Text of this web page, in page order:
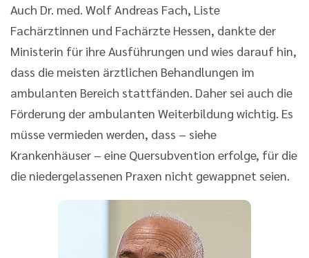
Auch Dr. med. Wolf Andreas Fach, Liste
Fachärztinnen und Fachärzte Hessen, dankte der
Ministerin für ihre Ausführungen und wies darauf hin,
dass die meisten ärztlichen Behandlungen im
ambulanten Bereich stattfänden. Daher sei auch die
Förderung der ambulanten Weiterbildung wichtig. Es
müsse vermieden werden, dass – siehe
Krankenhäuser – eine Quersubvention erfolge, für die
die niedergelassenen Praxen nicht gewappnet seien.